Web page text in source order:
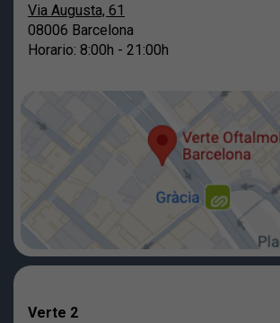
Via Augusta, 61
08006 Barcelona
Horario: 8:00h - 21:00h
Verte 2